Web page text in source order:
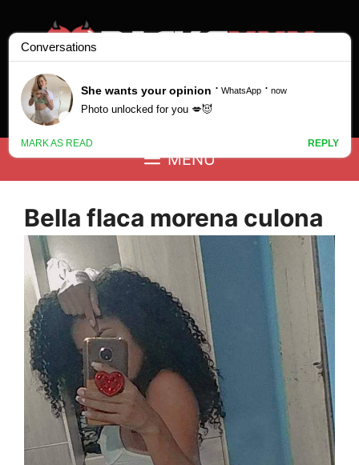
contenido
Buscar:
MENÚ
Bella flaca morena culona